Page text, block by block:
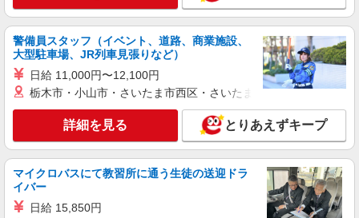
コンパスグループ・ジャパン株式会社 21817_p
調理補助【アルバイト・パート】
時給1,226円以上 試用期間中 時給1,226円以上
(試用期間2ヶ月) 残業が発生した場合、残業代を1
分単位で別途支給します。
碧山小学校・明保中学校 （東京都西東京市中
キープ 詳細を見る
アルバイト パート
そんぽの家S 東伏見
警備員スタッフ（イベント、道路、商業施設、
大型駐車場、JR列車見張りなど）
日給 11,000円〜12,100円
栃木市・小山市・さいたま市西区・さいたま市岩槻区・久喜市・
詳細を見る とりあえずキープ
マイクロバスにて教習所に通う生徒の送迎ドラ
イバー
日給 15,850円